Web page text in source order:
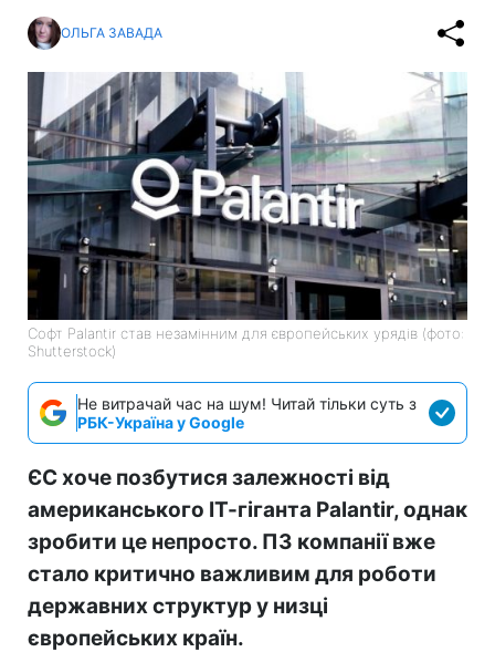
ОЛЬГА ЗАВАДА
Софт Palantir став незамінним для європейських урядів (фото:
Shutterstock)
Не витрачай час на шум! Читай тільки суть з
РБК-Україна у Google
ЄС хоче позбутися залежності від
американського ІТ-гіганта Palantir, однак
зробити це непросто. ПЗ компанії вже
стало критично важливим для роботи
державних структур у низці
європейських країн.